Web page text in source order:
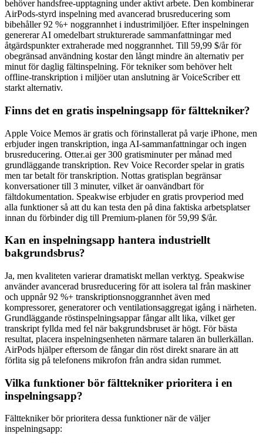
behöver handsfree-upptagning under aktivt arbete. Den kombinerar
AirPods-styrd inspelning med avancerad brusreducering som
bibehåller 92 %+ noggrannhet i industrimiljöer. Efter inspelningen
genererar AI omedelbart strukturerade sammanfattningar med
åtgärdspunkter extraherade med noggrannhet. Till 59,99 $/år för
obegränsad användning kostar den långt mindre än alternativ per
minut för daglig fältinspelning. För tekniker som behöver helt
offline-transkription i miljöer utan anslutning är VoiceScriber ett
starkt alternativ.
Finns det en gratis inspelningsapp för fälttekniker?
Apple Voice Memos är gratis och förinstallerat på varje iPhone, men
erbjuder ingen transkription, inga AI-sammanfattningar och ingen
brusreducering. Otter.ai ger 300 gratisminuter per månad med
grundläggande transkription. Rev Voice Recorder spelar in gratis
men tar betalt för transkription. Nottas gratisplan begränsar
konversationer till 3 minuter, vilket är oanvändbart för
fältdokumentation. Speakwise erbjuder en gratis provperiod med
alla funktioner så att du kan testa den på dina faktiska arbetsplatser
innan du förbinder dig till Premium-planen för 59,99 $/år.
Kan en inspelningsapp hantera industriellt
bakgrundsbrus?
Ja, men kvaliteten varierar dramatiskt mellan verktyg. Speakwise
använder avancerad brusreducering för att isolera tal från maskiner
och uppnår 92 %+ transkriptionsnoggrannhet även med
kompressorer, generatorer och ventilationsaggregat igång i närheten.
Grundläggande röstinspelningsappar fångar allt lika, vilket ger
transkript fyllda med fel när bakgrundsbruset är högt. För bästa
resultat, placera inspelningsenheten närmare talaren än bullerkällan.
AirPods hjälper eftersom de fångar din röst direkt snarare än att
förlita sig på telefonens mikrofon från andra sidan rummet.
Vilka funktioner bör fälttekniker prioritera i en
inspelningsapp?
Fälttekniker bör prioritera dessa funktioner när de väljer
inspelningsapp: